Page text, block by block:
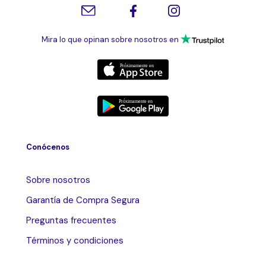
Mira lo que opinan sobre nosotros en
Conócenos
Sobre nosotros
Garantía de Compra Segura
Preguntas frecuentes
Términos y condiciones